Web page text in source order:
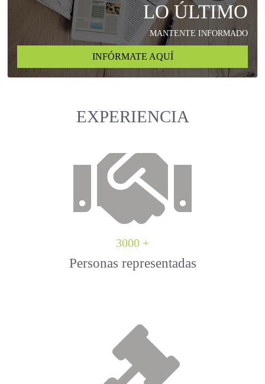
LO ÚLTIMO
MANTENTE INFORMADO
INFÓRMATE AQUÍ
EXPERIENCIA
3000 +
Personas representadas